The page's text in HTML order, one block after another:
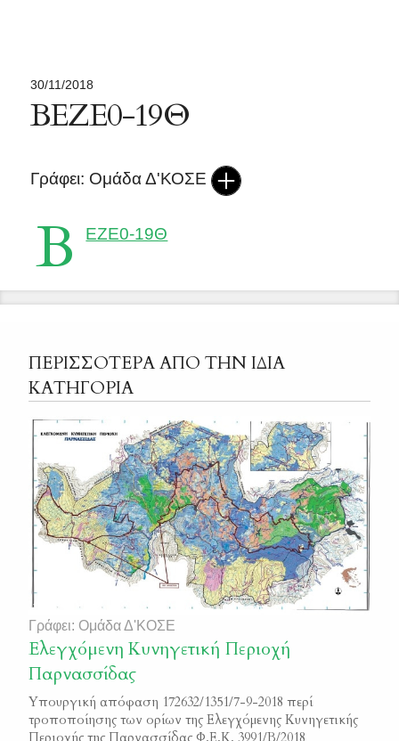
30/11/2018
ΒΕΖΕ0-19Θ
Γράφει: Ομάδα Δ'ΚΟΣΕ
Β ΕΖΕ0-19Θ
ΠΕΡΙΣΣΟΤΕΡΑ ΑΠΟ ΤΗΝ ΙΔΙΑ
ΚΑΤΗΓΟΡΙΑ
Γράφει: Ομάδα Δ'ΚΟΣΕ
Ελεγχόμενη Κυνηγετική Περιοχή
Παρνασσίδας
Υπουργική απόφαση 172632/1351/7-9-2018 περί
τροποποίησης των ορίων της Ελεγχόμενης Κυνηγετικής
Περιοχής της Παρνασσίδας Φ.Ε.Κ. 3991/Β/2018